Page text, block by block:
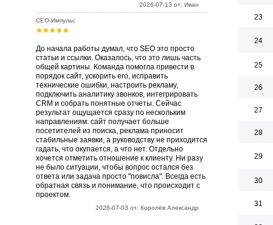
2026-07-13 от: Иван
СЕО-Импульс
До начала работы думал, что SEO это просто
статьи и ссылки. Оказалось, что это лишь часть
общей картины. Команда помогла привести в
порядок сайт, ускорить его, исправить
технические ошибки, настроить рекламу,
подключить аналитику звонков, интегрировать
CRM и собрать понятные отчеты. Сейчас
результат ощущается сразу по нескольким
направлениям: сайт получает больше
посетителей из поиска, реклама приносит
стабильные заявки, а руководству не приходится
гадать, что окупается, а что нет. Отдельно
хочется отметить отношение к клиенту. Ни разу
не было ситуации, чтобы вопрос остался без
ответа или задача просто "повисла". Всегда есть
обратная связь и понимание, что происходит с
проектом.
2026-07-03 от: Королёв Александр
23
24
25
26
27
28
29
30
31